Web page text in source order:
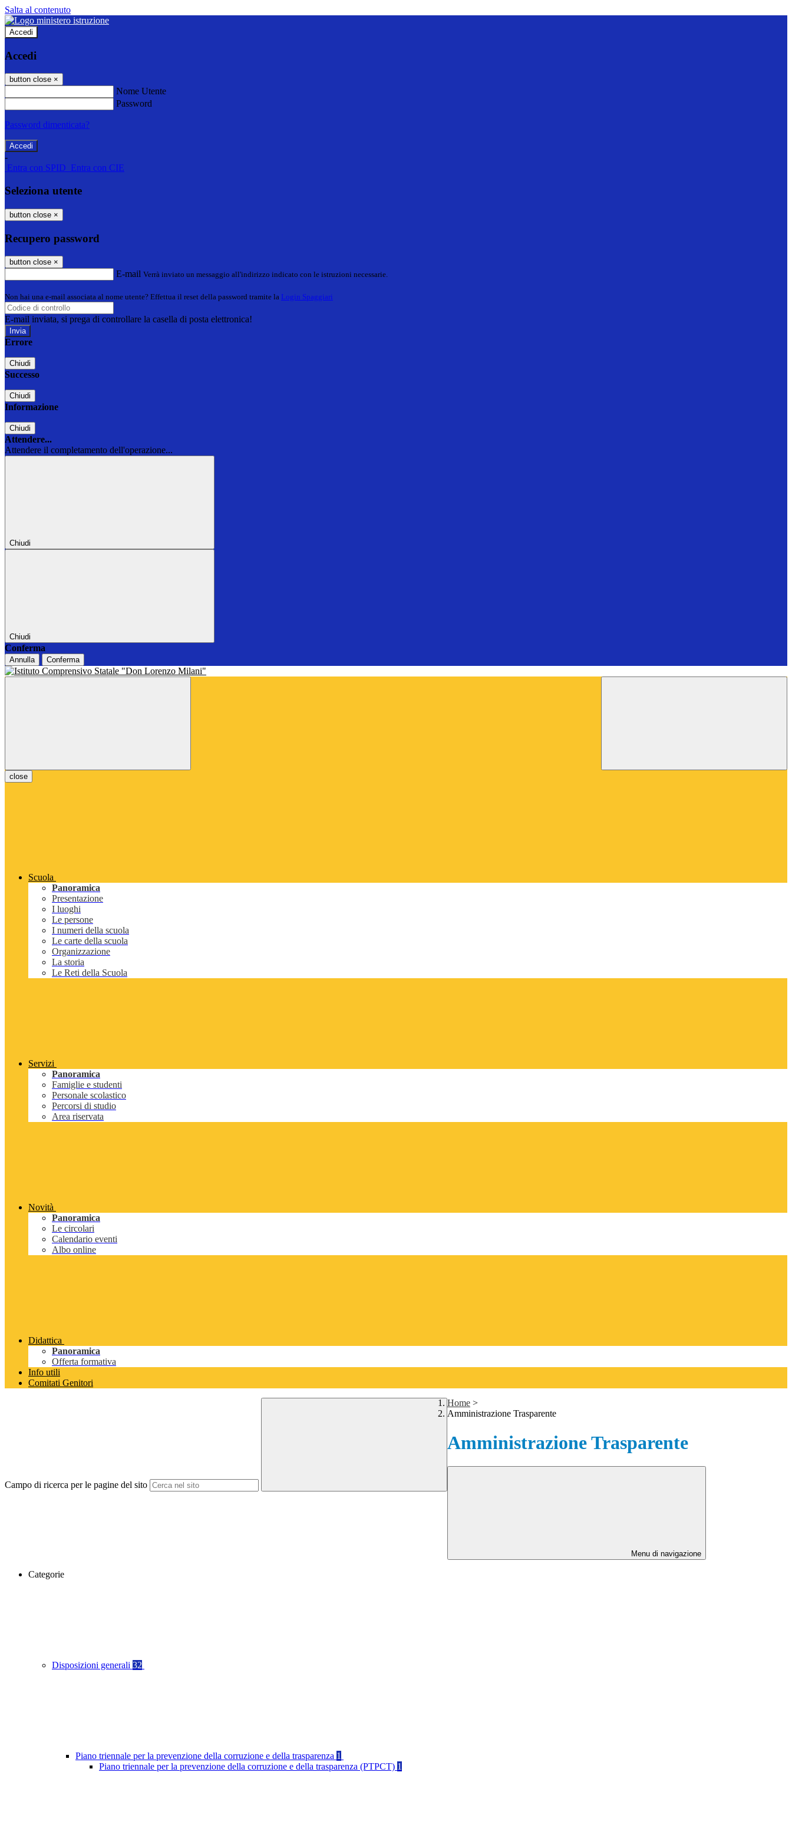
Salta al contenuto
Accedi
Accedi
button close ×
Nome Utente
Password
Password dimenticata?
-
Entra con SPID Entra con CIE
Seleziona utente
button close ×
Recupero password
button close ×
E-mail Verrà inviato un messaggio all'indirizzo indicato con le istruzioni necessarie.
Non hai una e-mail associata al nome utente? Effettua il reset della password tramite la Login Spaggiari
E-mail inviata, si prega di controllare la casella di posta elettronica!
Errore
Chiudi
Successo
Chiudi
Informazione
Chiudi
Attendere...
Attendere il completamento dell'operazione...
Chiudi
Chiudi
Conferma
Annulla Conferma
close
Scuola
Panoramica
Presentazione
I luoghi
Le persone
I numeri della scuola
Le carte della scuola
Organizzazione
La storia
Le Reti della Scuola
Servizi
Panoramica
Famiglie e studenti
Personale scolastico
Percorsi di studio
Area riservata
Novità
Panoramica
Le circolari
Calendario eventi
Albo online
Didattica
Panoramica
Offerta formativa
Info utili
Comitati Genitori
Campo di ricerca per le pagine del sito
Home >
Amministrazione Trasparente
Amministrazione Trasparente
Menu di navigazione
Categorie
Disposizioni generali 32
Piano triennale per la prevenzione della corruzione e della trasparenza 1
Piano triennale per la prevenzione della corruzione e della trasparenza (PTPCT) 1